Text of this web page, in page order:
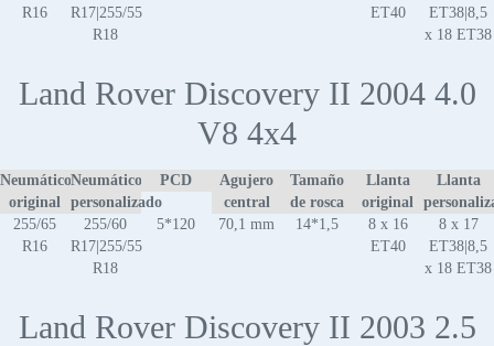
R16
R17|255/55
R18
ET40
ET38|8,5
x 18 ET38
Land Rover Discovery II 2004 4.0
V8 4x4
Neumático
original
Neumático
personalizado
PCD
Agujero
central
Tamaño
de rosca
Llanta
original
Llanta
255/65
R16
255/60
R17|255/55
R18
5*120 70,1 mm 14*1,5
8 x 16
ET40
8 x 17
ET38|8,5
x 18 ET38
Land Rover Discovery II 2003 2.5